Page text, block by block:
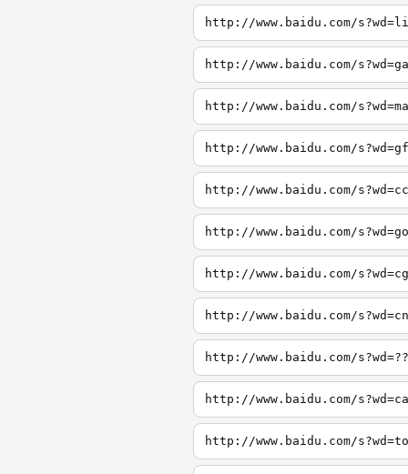
http://www.baidu.com/
http://www.baidu.com/
http://www.baidu.com/
http://www.baidu.com/
http://www.baidu.com/
http://www.baidu.com/
http://www.baidu.com/
http://www.baidu.com/
http://www.baidu.com/
http://www.baidu.com/
http://www.baidu.com/